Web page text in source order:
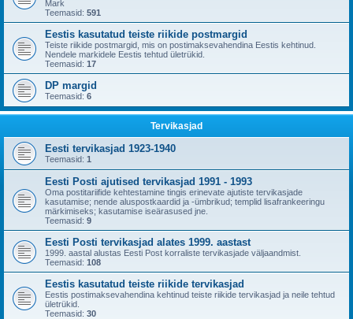
Mark
Teemasid: 591
Eestis kasutatud teiste riikide postmargid
Teiste riikide postmargid, mis on postimaksevahendina Eestis kehtinud.
Nendele markidele Eestis tehtud ületrükid.
Teemasid: 17
DP margid
Teemasid: 6
Tervikasjad
Eesti tervikasjad 1923-1940
Teemasid: 1
Eesti Posti ajutised tervikasjad 1991 - 1993
Oma postitariifide kehtestamine tingis erinevate ajutiste tervikasjade
kasutamise; nende aluspostkaardid ja -ümbrikud; templid lisafrankeeringu
märkimiseks; kasutamise iseärasused jne.
Teemasid: 9
Eesti Posti tervikasjad alates 1999. aastast
1999. aastal alustas Eesti Post korraliste tervikasjade väljaandmist.
Teemasid: 108
Eestis kasutatud teiste riikide tervikasjad
Eestis postimaksevahendina kehtinud teiste riikide tervikasjad ja neile tehtud
ületrükid.
Teemasid: 30